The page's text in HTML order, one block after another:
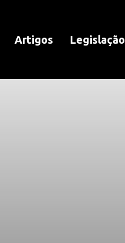
Artigos Legislação